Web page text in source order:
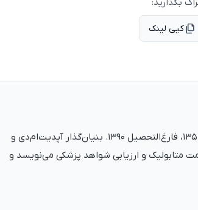
بگذارید:
کپی لینک
دکتر علی‌اصغر هنرمند، پزشک با شمارهٔ نظام پزشکی ۱۳۵۴۰۵، فارغ‌التحصیل ۱۳۹۰. بنیان‌گذار آپدیت‌ام‌دی و
متابولیک و ارزیابی شواهد پزشکی می‌نویسد و